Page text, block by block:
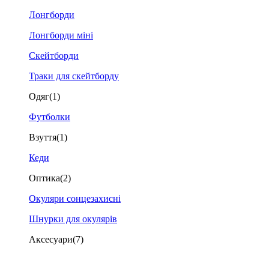
Лонгборди
Лонгборди міні
Скейтборди
Траки для скейтборду
Одяг(1)
Футболки
Взуття(1)
Кеди
Оптика(2)
Окуляри сонцезахисні
Шнурки для окулярів
Аксесуари(7)